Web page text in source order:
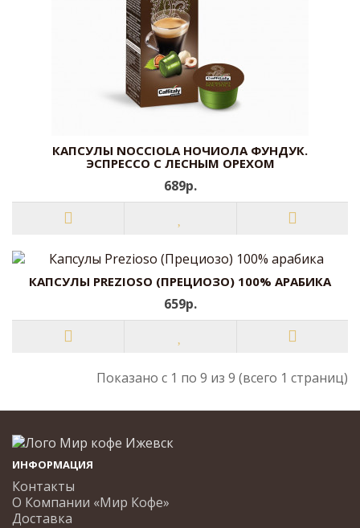
КАПСУЛЫ NOCCIOLA НОЧИОЛА ФУНДУК.
ЭСПРЕССО С ЛЕСНЫМ ОРЕХОМ
689р.
КАПСУЛЫ PREZIOSO (ПРЕЦИОЗО) 100% АРАБИКА
659р.
Показано с 1 по 9 из 9 (всего 1 страниц)
ИНФОРМАЦИЯ
Контакты
О Компании «Мир Кофе»
Доставка